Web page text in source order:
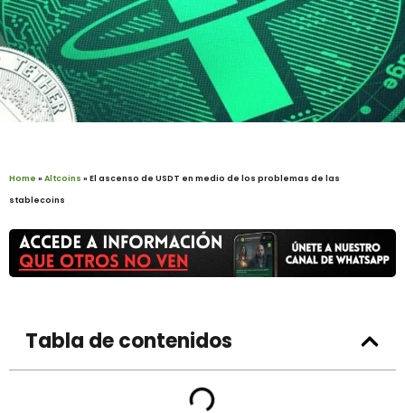
Home »Altcoins »El ascenso de USDT en medio de los problemas de las
stablecoins
Tabla de contenidos